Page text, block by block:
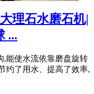
理石水磨石机|
...
,能使水流依靠磨盘旋转
约了用水、提高了效率,